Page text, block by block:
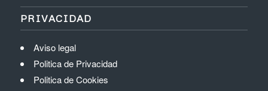
PRIVACIDAD
Aviso legal
Politica de Privacidad
Politica de Cookies